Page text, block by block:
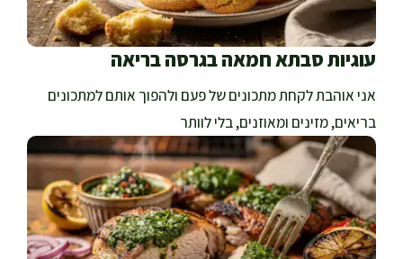
עוגיות סבתא חמאה בגרסה בריאה
אני אוהבת לקחת מתכונים של פעם ולהפוך אותם למתכונים
בריאים, מזינים ומאוזנים, בלי לוותר